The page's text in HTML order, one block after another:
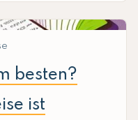
besten?
ist